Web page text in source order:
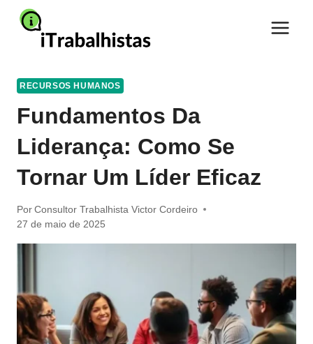
Pular
para
RECURSOS HUMANOS
Fundamentos Da
Liderança: Como Se
Tornar Um Líder Eficaz
Por Consultor Trabalhista Victor Cordeiro
27 de maio de 2025